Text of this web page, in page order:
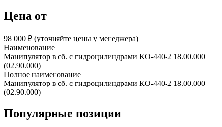
Цена от
98 000 ₽︁ (уточняйте цены у менеджера)
Наименование
Манипулятор в сб. с гидроцилиндрами КО-440-2 18.00.000
(02.90.000)
Полное наименование
Манипулятор в сб. с гидроцилиндрами КО-440-2 18.00.000
(02.90.000)
Популярные позиции